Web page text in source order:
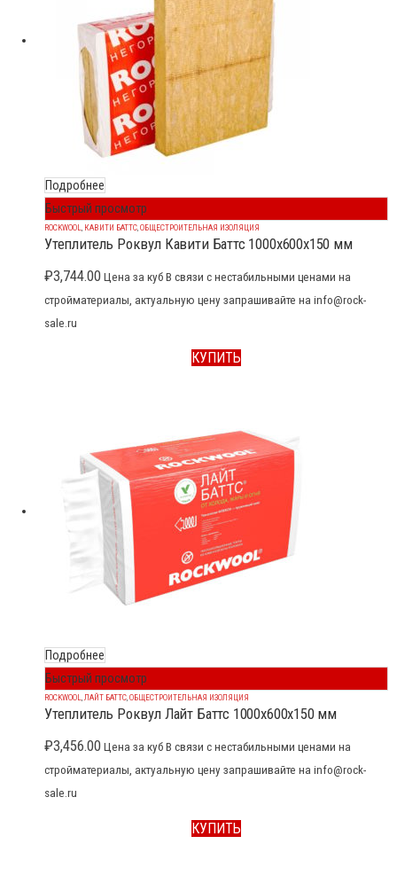
Подробнее
Быстрый просмотр
ROCKWOOL КАВИТИ БАТТС ОБЩЕСТРОИТЕЛЬНАЯ ИЗОЛЯЦИЯ
Утеплитель Роквул Кавити Баттс 1000x600x150 мм
₽3,744.00 Цена за куб В связи с нестабильными ценами на
стройматериалы, актуальную цену запрашивайте на info@rock-
sale.ru
КУПИТЬ
Подробнее
Быстрый просмотр
ROCKWOOL,ЛАЙТ БАТТС,ОБЩЕСТРОИТЕЛЬНАЯ ИЗОЛЯЦИЯ
Утеплитель Роквул Лайт Баттс 1000x600x150 мм
₽3,456.00 Цена за куб В связи с нестабильными ценами на
стройматериалы, актуальную цену запрашивайте на info@rock-
sale.ru
КУПИТЬ